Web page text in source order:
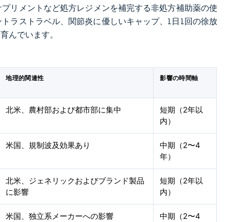
リメントなど処方レジメンを補完する非処方補助薬の使
ラストラベル、関節炎に優しいキャップ、1日1回の徐放
んでいます。
地理的関連性 影響の時間軸
北米、農村部および都市部に集中
短期（2年以
内）
米国、規制波及効果あり
中期（2〜4
年）
北米、ジェネリックおよびブランド製品
に影響
短期（2年以
内）
米国、独立系メーカーへの影響
中期（2〜4